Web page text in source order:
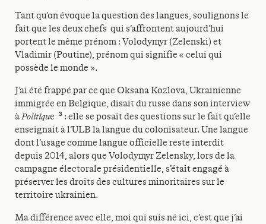
Tant qu’on évoque la question des langues, soulignons le
fait que les deux chefs qui s’affrontent aujourd’hui
portent le même prénom : Volodymyr (Zelenski) et
Vladimir (Poutine), prénom qui signifie « celui qui
possède le monde ».
J’ai été frappé par ce que Oksana Kozlova, Ukrainienne
immigrée en Belgique, disait du russe dans son interview
àPolitique 3 : elle se posait des questions sur le fait qu’elle
enseignait à l’ULB la langue du colonisateur. Une langue
dont l’usage comme langue officielle reste interdit
depuis 2014, alors que Volodymyr Zelensky, lors de la
campagne électorale présidentielle, s’était engagé à
préserver les droits des cultures minoritaires sur le
territoire ukrainien.
Ma différence avec elle, moi qui suis né ici, c’est que j’ai